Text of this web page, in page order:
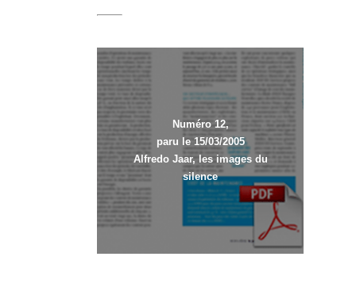
Numéro 12,
paru le 15/03/2005
Alfredo Jaar, les images du
silence